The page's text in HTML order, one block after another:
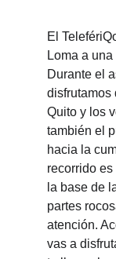
El
Loma a
Durante el
disfrutamos
Quito y los
también el
hacia la
recorrido
la base de
partes
atención.
vas a